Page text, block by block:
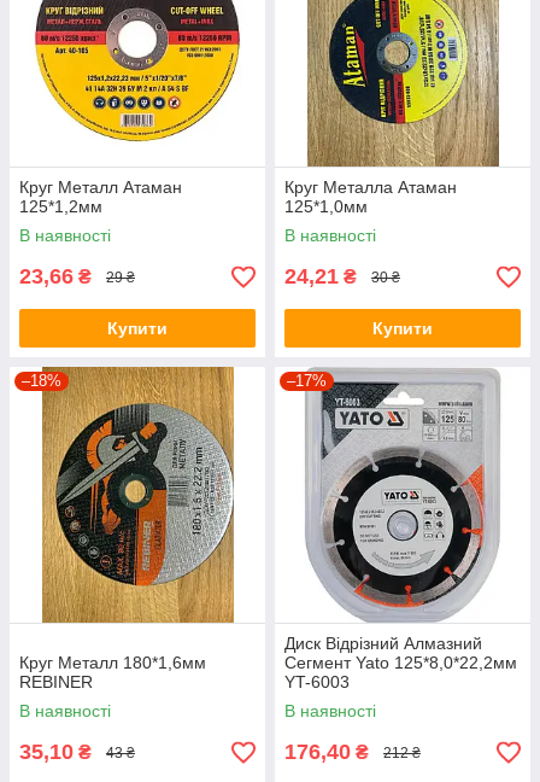
Круг Металл Атаман
125*1,2мм
В наявності
23,66 ₴ 29 ₴
Купити
Круг Металла Атаман
125*1,0мм
В наявності
24,21 ₴ 30 ₴
Купити
–18%
Круг Металл 180*1,6мм
REBINER
В наявності
35,10 ₴ 43 ₴
–17%
Диск Відрізний Алмазний
Сегмент Yato 125*8,0*22,2мм
YT-6003
В наявності
176,40 ₴ 212 ₴